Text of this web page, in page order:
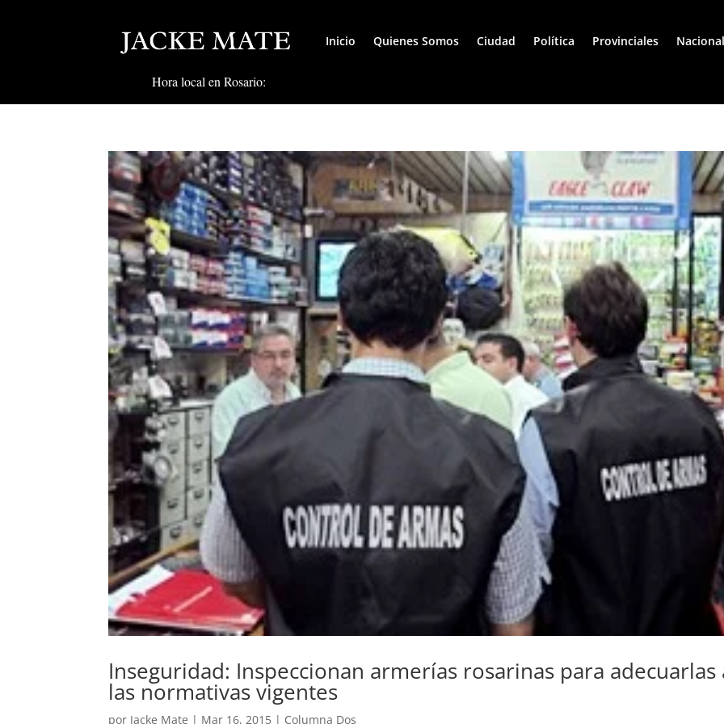
Inicio Quienes Somos Ciudad Política Provinciales
Hora local en Rosario:
Inseguridad: Inspeccionan armerías rosarinas para adecuarlas
las normativas vigentes
por Jacke Mate | Mar 16, 2015 | Columna Dos